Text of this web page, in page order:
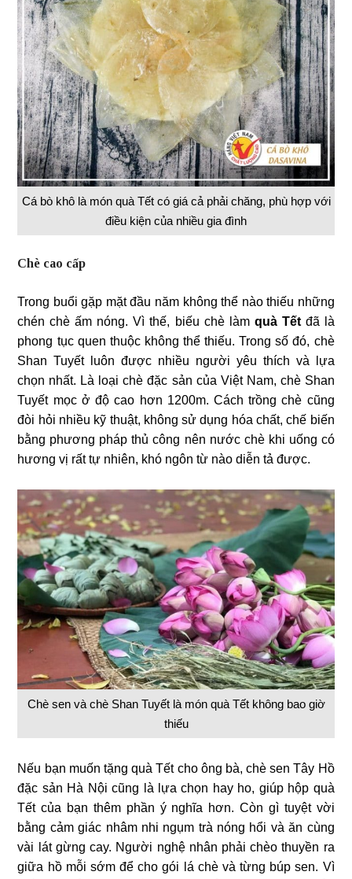
Cá bò khô là món quà Tết có giá cả phải chăng, phù hợp với
điều kiện của nhiều gia đình
Chè cao cấp
Trong buổi gặp mặt đầu năm không thể nào thiếu những
chén chè ấm nóng. Vì thế, biếu chè làmquà Tếtđã là
phong tục quen thuộc không thể thiếu. Trong số đó, chè
Shan Tuyết luôn được nhiều người yêu thích và lựa
chọn nhất. Là loại chè đặc sản của Việt Nam, chè Shan
Tuyết mọc ở độ cao hơn 1200m. Cách trồng chè cũng
đòi hỏi nhiều kỹ thuật, không sử dụng hóa chất, chế biến
bằng phương pháp thủ công nên nước chè khi uống có
hương vị rất tự nhiên, khó ngôn từ nào diễn tả được.
Chè sen và chè Shan Tuyết là món quà Tết không bao giờ
thiếu
Nếu bạn muốn tặng quà Tết cho ông bà, chè sen Tây Hồ
đặc sản Hà Nội cũng là lựa chọn hay ho, giúp hộp quà
Tết của bạn thêm phần ý nghĩa hơn. Còn gì tuyệt vời
bằng cảm giác nhâm nhi ngụm trà nóng hổi và ăn cùng
vài lát gừng cay. Người nghệ nhân phải chèo thuyền ra
giữa hồ mỗi sớm để cho gói lá chè và từng búp sen. Vì